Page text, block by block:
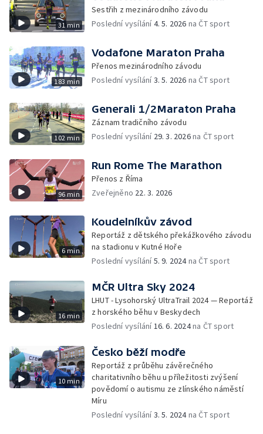
31 min
Sestřih z mezinárodního závodu
Poslední vysílání4. 5. 2026 na ČT sport
183 min
Vodafone Maraton Praha
Přenos mezinárodního závodu
Poslední vysílání3. 5. 2026 na ČT sport
102 min
Generali 1/2Maraton Praha
Záznam tradičního závodu
Poslední vysílání 29. 3. 2026na ČT sport
96 min
Run Rome The Marathon
Přenos z Říma
Zveřejněno 22. 3. 2026
6 min
Koudelníkův závod
Reportáž z dětského překážkového závodu
na stadionu v Kutné Hoře
Poslední vysílání5. 9. 2024na ČT sport
16 min
MČR Ultra Sky 2024
LHUT - Lysohorský UltraTrail 2024 — Reportáž
z horského běhu v Beskydech
Poslední vysílání16. 6. 2024na ČT sport
10 min
Česko běží modře
Reportáž z průběhu závěrečného
charitativního běhu u příležitosti zvýšení
povědomí o autismu ze zlínského náměstí
Míru
Poslední vysílání3. 5. 2024na ČT sport